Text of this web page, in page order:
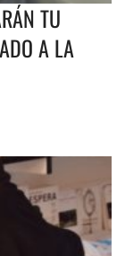
TU
A LA